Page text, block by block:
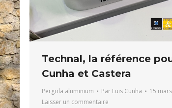
Technal, la référence
Cunha et Castera
Pergola aluminium Par Luis Cunha
15
Laisser un commentaire